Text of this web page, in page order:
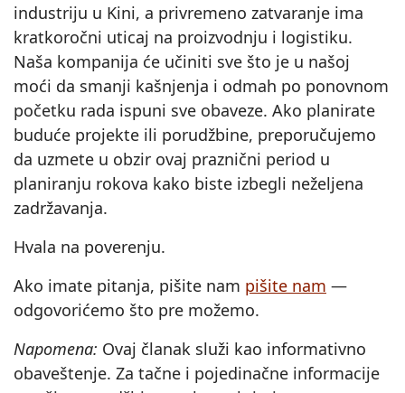
industriju u Kini, a privremeno zatvaranje ima
kratkoročni uticaj na proizvodnju i logistiku.
Naša kompanija će učiniti sve što je u našoj
moći da smanji kašnjenja i odmah po ponovnom
početku rada ispuni sve obaveze. Ako planirate
buduće projekte ili porudžbine, preporučujemo
da uzmete u obzir ovaj praznični period u
planiranju rokova kako biste izbegli neželjena
zadržavanja.
Hvala na poverenju.
Ako imate pitanja, pišite nam pišite nam —
odgovorićemo što pre možemo.
Napomena: Ovaj članak služi kao informativno
obaveštenje. Za tačne i pojedinačne informacije